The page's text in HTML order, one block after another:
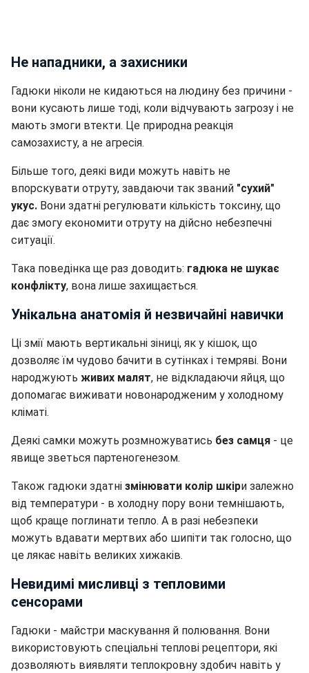
Не нападники, а захисники
Гадюки ніколи не кидаються на людину без причини -
вони кусають лише тоді, коли відчувають загрозу і не
мають змоги втекти. Це природна реакція
самозахисту, а не агресія.
Більше того, деякі види можуть навіть не
впорскувати отруту, завдаючи так званий "сухий"
укус. Вони здатні регулювати кількість токсину, що
дає змогу економити отруту на дійсно небезпечні
ситуації.
Така поведінка ще раз доводить: гадюка не шукає
конфлікту, вона лише захищається.
Унікальна анатомія й незвичайні навички
Ці змії мають вертикальні зіниці, як у кішок, що
дозволяє їм чудово бачити в сутінках і темряві. Вони
народжують живих малят, не відкладаючи яйця, що
допомагає виживати новонародженим у холодному
кліматі.
Деякі самки можуть розмножуватись без самця - це
явище зветься партеногенезом.
Також гадюки здатні змінювати колір шкіри залежно
від температури - в холодну пору вони темнішають,
щоб краще поглинати тепло. А в разі небезпеки
можуть вдавати мертвих або шипіти так голосно, що
це лякає навіть великих хижаків.
Невидимі мисливці з тепловими
сенсорами
Гадюки - майстри маскування й полювання. Вони
використовують спеціальні теплові рецептори, які
дозволяють виявляти теплокровну здобич навіть у